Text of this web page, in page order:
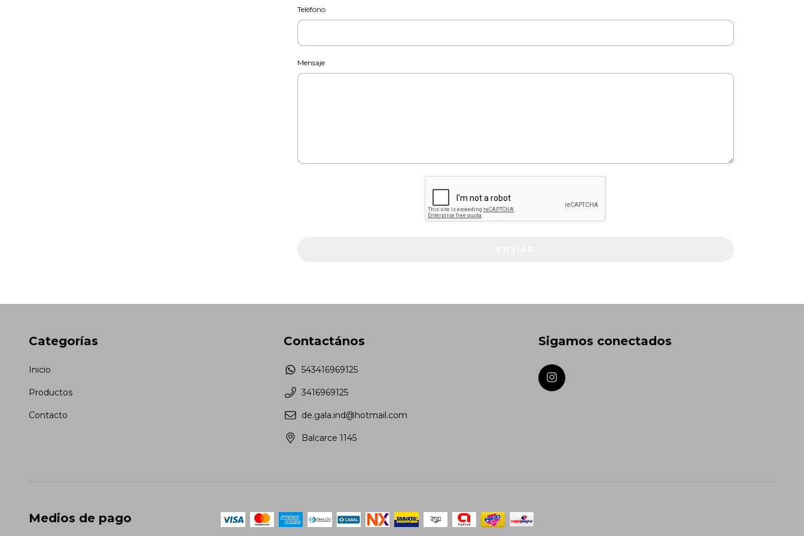
Teléfono
Mensaje
Categorías
Inicio
Productos
Contacto
Contactános
543416969125
3416969125
de.gala.ind@hotmail.com
Balcarce 1145
Sigamos conectados
Medios de pago